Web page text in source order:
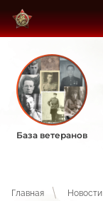
База ветеранов
Главная Новости